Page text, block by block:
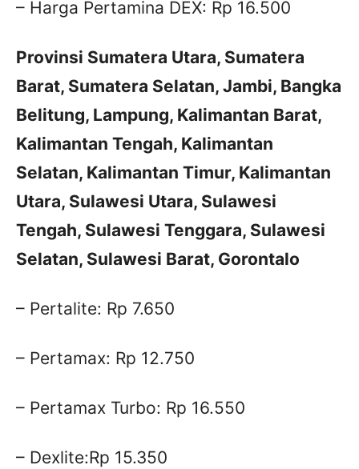
– Harga Pertamina DEX: Rp 16.500
Provinsi Sumatera Utara, Sumatera
Barat, Sumatera Selatan, Jambi, Bangka
Belitung, Lampung, Kalimantan Barat,
Kalimantan Tengah, Kalimantan
Selatan, Kalimantan Timur, Kalimantan
Utara, Sulawesi Utara, Sulawesi
Tengah, Sulawesi Tenggara, Sulawesi
Selatan, Sulawesi Barat, Gorontalo
– Pertalite: Rp 7.650
– Pertamax: Rp 12.750
– Pertamax Turbo: Rp 16.550
– Dexlite:Rp 15.350